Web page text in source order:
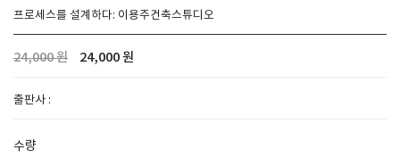
프로세스를 설계하다: 이용주건축스튜디오
24,000 원 24,000 원
출판사 :
수량